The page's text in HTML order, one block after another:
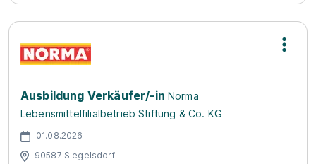
Ausbildung Verkäufer/-in Norma
Lebensmittelfilialbetrieb Stiftung & Co. KG
01.08.2026
90587 Siegelsdorf